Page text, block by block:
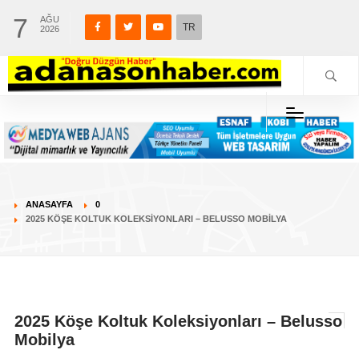
7
AĞU
2026
TR
ANASAYFA
0
2025 KÖŞE KOLTUK KOLEKSIYONLARI – BELUSSO MOBILYA
2025 Köşe Koltuk Koleksiyonları – Belusso
Mobilya